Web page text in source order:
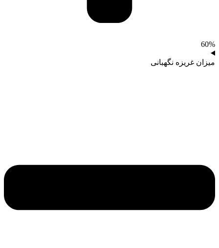
60%
میزان غریزه نگهبانی